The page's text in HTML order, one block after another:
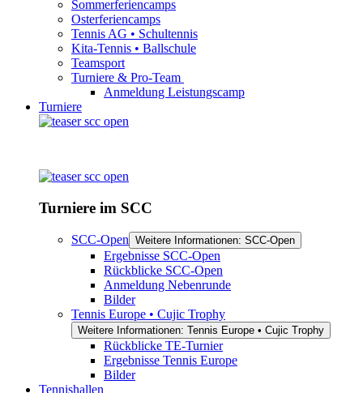
Sommerferiencamps
Osterferiencamps
Tennis AG • Schultennis
Kita-Tennis • Ballschule
Teamsport
Turniere & Pro-Team
Anmeldung Leistungscamp
Turniere
Turniere im SCC
SCC-Open Weitere Informationen: SCC-Open
Ergebnisse SCC-Open
Rückblicke SCC-Open
Anmeldung Nebenrunde
Bilder
Tennis Europe • Cujic Trophy
Weitere Informationen: Tennis Europe • Cujic Trophy
Rückblicke TE-Turnier
Ergebnisse Tennis Europe
Bilder
Tennishallen